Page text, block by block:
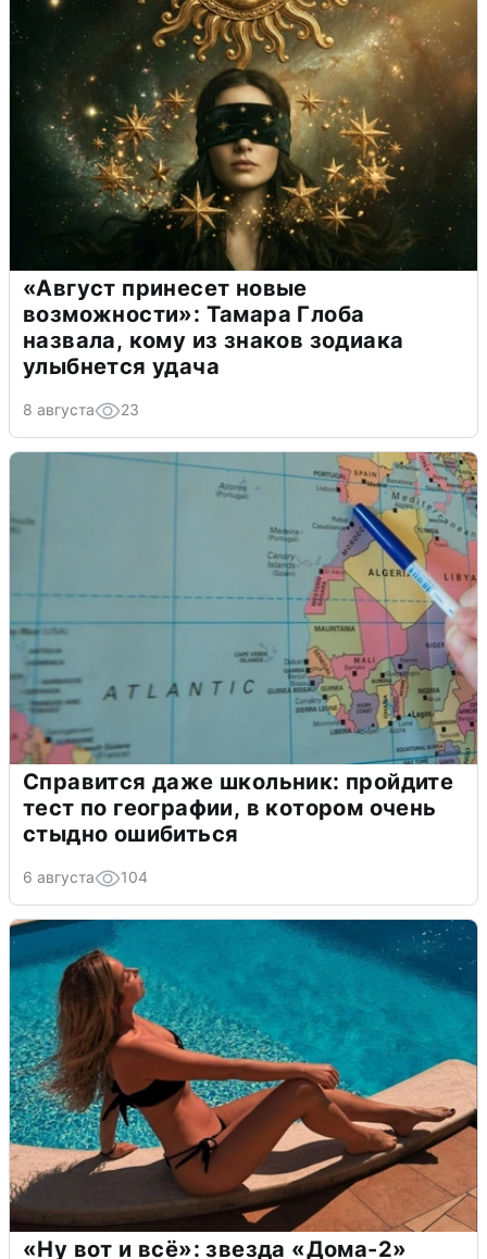
«Август принесет новые
возможности»: Тамара Глоба
назвала, кому из знаков зодиака
улыбнется удача
8 августа 23
Справится даже школьник: пройдите
тест по географии, в котором очень
стыдно ошибиться
6 августа 104
«Ну вот и всё»: звезда «Дома-2»